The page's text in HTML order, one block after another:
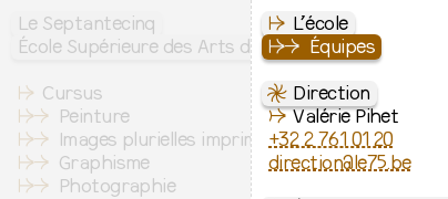
Le Septantecinq
École Supérieure des Arts de l’image
↦ Cursus
↦⇒ Peinture
↦⇒ Images plurielles imprimées
↦⇒ Graphisme
↦⇒ Photographie
↦ L’école
↦⇒ Équipes
⇋ Direction
↛ Valérie Pihet
+32 2 761 01 20
direction@le75.be